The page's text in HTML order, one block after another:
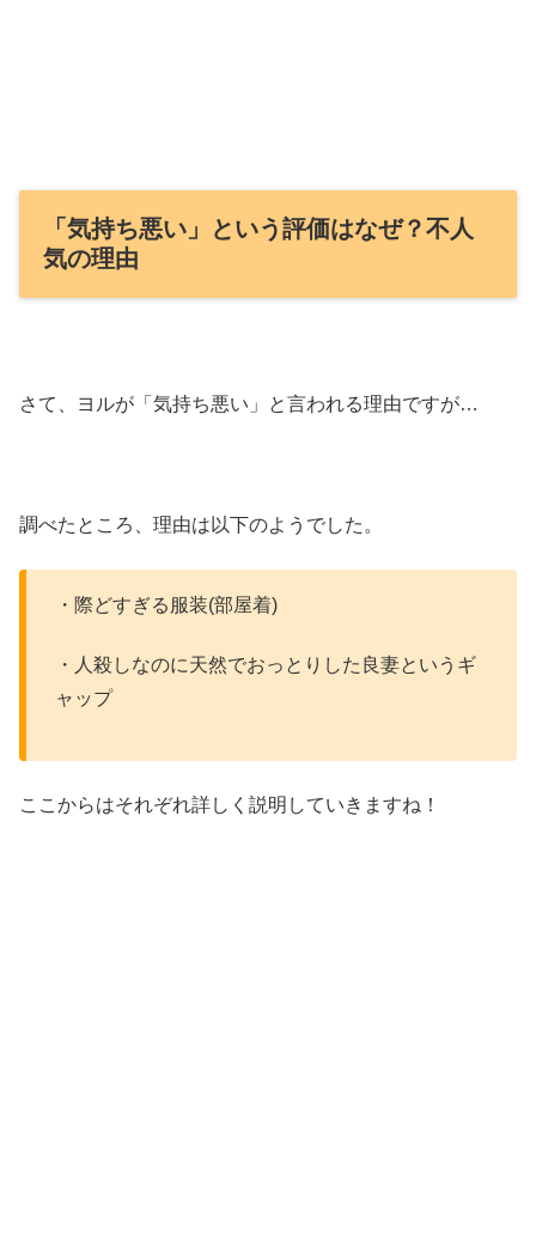
「気持ち悪い」という評価はなぜ？不人
気の理由
さて、ヨルが「気持ち悪い」と言われる理由ですが…
調べたところ、理由は以下のようでした。
・際どすぎる服装(部屋着)
・人殺しなのに天然でおっとりした良妻というギ
ャップ
ここからはそれぞれ詳しく説明していきますね！